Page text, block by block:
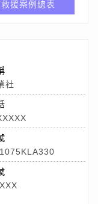
援案例總表
社